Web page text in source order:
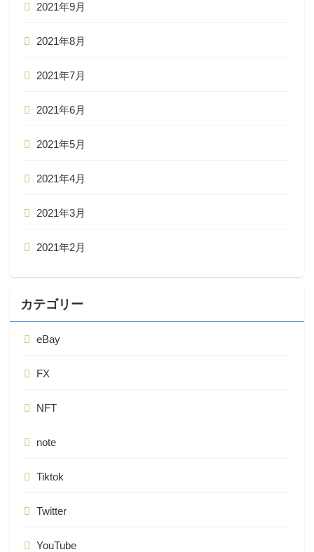
2021年9月
2021年8月
2021年7月
2021年6月
2021年5月
2021年4月
2021年3月
2021年2月
カテゴリー
eBay
FX
NFT
note
Tiktok
Twitter
YouTube